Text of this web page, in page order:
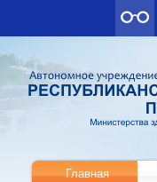
Главная